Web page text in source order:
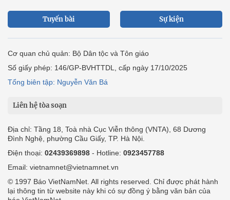
Tuyến bài Sự kiện
Cơ quan chủ quản: Bộ Dân tộc và Tôn giáo
Số giấy phép: 146/GP-BVHTTDL, cấp ngày 17/10/2025
Tổng biên tập: Nguyễn Văn Bá
Liên hệ tòa soạn
Địa chỉ: Tầng 18, Toà nhà Cục Viễn thông (VNTA), 68 Dương
Đình Nghệ, phường Cầu Giấy, TP. Hà Nội.
Điện thoại: 02439369898 - Hotline: 0923457788
Email: vietnamnet@vietnamnet.vn
© 1997 Báo VietNamNet. All rights reserved. Chỉ được phát hành
lại thông tin từ website này khi có sự đồng ý bằng văn bản của